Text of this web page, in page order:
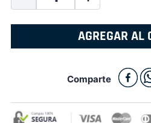
AGREGAR AL
Comparte